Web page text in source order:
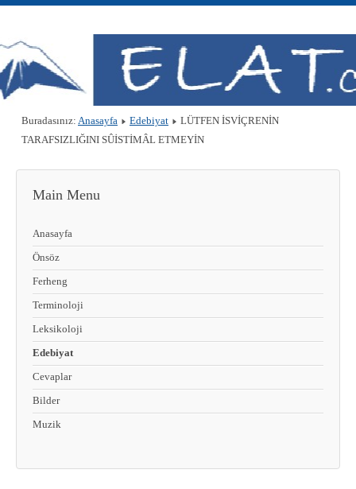
Buradasınız: Anasayfa Edebiyat
LÜTFEN İSVİÇRENİN
TARAFSIZLIĞINI SÛİSTİMÂL ETMEYİN
Main Menu
Anasayfa
Önsöz
Ferheng
Terminoloji
Leksikoloji
Edebiyat
Cevaplar
Bilder
Muzik